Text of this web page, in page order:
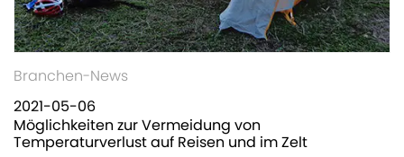
Branchen-News
2021-05-06
Möglichkeiten zur Vermeidung von
Temperaturverlust auf Reisen und im Zelt